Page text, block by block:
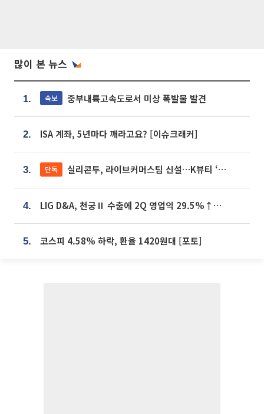
많이 본 뉴스
1. 속보 중부내륙고속도로서 미상 폭발물 발견
2. ISA 계좌, 5년마다 깨라고요? [이슈크래커]
3. 단독 실리콘투, 라이브커머스팀 신설…K뷰티 ‘글로벌 판매망’ 확대[K뷰티 라방戰]
4. LIG D&A, 천궁Ⅱ 수출에 2Q 영업익 29.5%↑…수주잔고 24.6조 [종합]
5. 코스피 4.58% 하락, 환율 1420원대 [포토]